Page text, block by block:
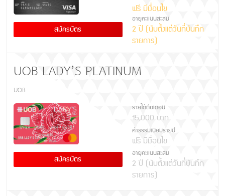
สมัครบัตร
ฟรี มีเงื่อนไข
อายุคะแนนสะสม
2 ปี (นับตั้งแต่วันที่บันทึก
รายการ)
UOB LADY’S PLATINUM
UOB
สมัครบัตร
รายได้ต่อเดือน
15,000 บาท
ค่าธรรมเนียมรายปี
ฟรี มีเงื่อนไข
อายุคะแนนสะสม
2 ปี (นับตั้งแต่วันที่บันทึก
รายการ)